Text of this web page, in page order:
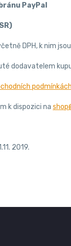
PayPal
DPH, k nim
dodavatelem
podmínkách
k dispozici na
2019.